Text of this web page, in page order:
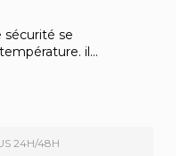
sécurité se
il...
24H/48H